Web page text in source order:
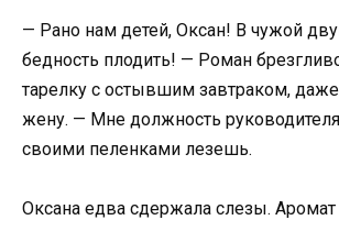
— Рано нам детей, Оксан! В чужой
бедность плодить! — Роман
тарелку с остывшим завтраком,
жену. — Мне должность руководителя
своими пеленками лезешь.
Оксана едва сдержала слезы.